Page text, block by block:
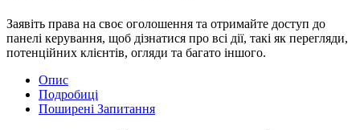
Заявіть права на своє оголошення та отримайте доступ до
панелі керування, щоб дізнатися про всі дії, такі як перегляди,
потенційних клієнтів, огляди та багато іншого.
Опис
Подробиці
Поширені Запитання